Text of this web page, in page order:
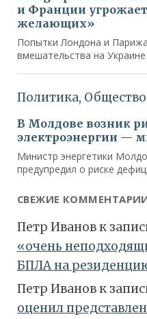
СВЕЖИЕ
Петр Ивановк
«очень
БПЛА на
Петр Ивановк
оценил